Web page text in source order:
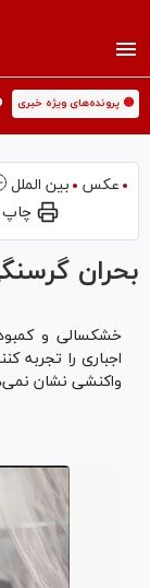
🟡 پرونده‌های ویژه خبری
عکس بین الملل
چاپ
بحران
خشکسالی و
اجباری را تجربه
واکنشی نشان